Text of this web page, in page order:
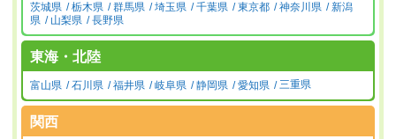
茨城県 栃木県 群馬県 埼玉県 千葉県 東京都 神奈川県
新潟
県
山梨県 長野県
東海・北陸
富山県 石川県 福井県 岐阜県 静岡県 愛知県 三重県
関西